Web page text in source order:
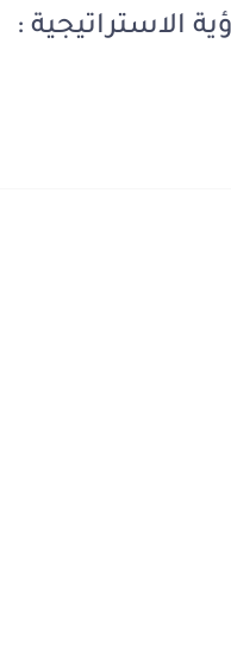
الاستراتيجية :